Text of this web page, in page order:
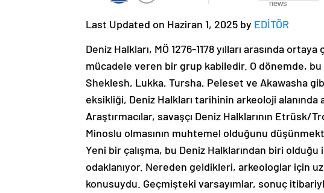
Last Updated on Haziran 1, 2025 by EDİTÖR
Deniz Halkları, MÖ 1276-1178 yılları arasında
mücadele veren bir grup kabiledir. O dönemde,
Sheklesh, Lukka, Tursha, Peleset ve Akawasha
eksikliği, Deniz Halkları tarihinin arkeoloji alanında
Araştırmacılar, savaşçı Deniz Halklarının
Minoslu olmasının muhtemel olduğunu
Yeni bir çalışma, bu Deniz Halklarından biri
odaklanıyor. Nereden geldikleri, arkeologlar için
konusuydu. Geçmişteki varsayımlar, sonuç